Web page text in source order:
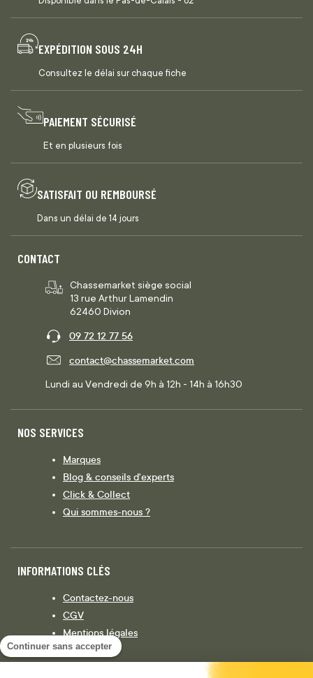
Continuer sans accepter
EXPÉDITION SOUS 24H
Consultez le délai sur chaque fiche
PAIEMENT SÉCURISÉ
Et en plusieurs fois
SATISFAIT OU REMBOURSÉ
Dans un délai de 14 jours
CONTACT
Chassemarket siège social
13 rue Arthur Lamendin
62460 Divion
09 72 12 77 56
contact@chassemarket.com
Lundi au Vendredi de 9h à 12h - 14h à 16h30
NOS SERVICES
Marques
Blog & conseils d'experts
Click & Collect
Qui sommes-nous ?
INFORMATIONS CLÉS
Contactez-nous
CGV
Mentions légales
Législation